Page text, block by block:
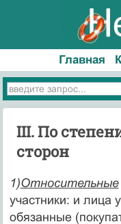
Главная
III. По
сторон
1)Относительные
участники: и лица
обязанные